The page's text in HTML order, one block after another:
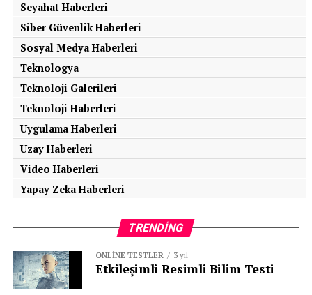
Seyahat Haberleri
Siber Güvenlik Haberleri
Sosyal Medya Haberleri
Teknologya
Teknoloji Galerileri
Teknoloji Haberleri
Uygulama Haberleri
Uzay Haberleri
Video Haberleri
Yapay Zeka Haberleri
TRENDING
ONLINE TESTLER 3 yıl
Etkileşimli Resimli Bilim Testi